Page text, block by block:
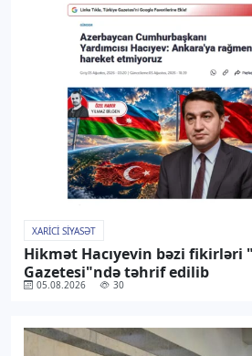
XARICI SIYASƏT
Hikmət Hacıyevin bəzi fikirləri
Gazetesi"ndə təhrif edilib
05.08.2026 30